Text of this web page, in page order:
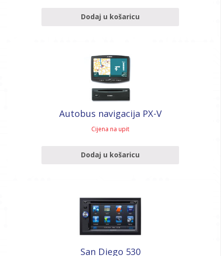
Dodaj u košaricu
Autobus navigacija PX-V
Cijena na upit
Dodaj u košaricu
San Diego 530